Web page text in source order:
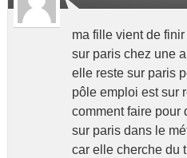
ma fille vient de
sur paris chez une
elle reste sur paris
pôle emploi est sur
comment faire pour
sur paris dans le
car elle cherche du